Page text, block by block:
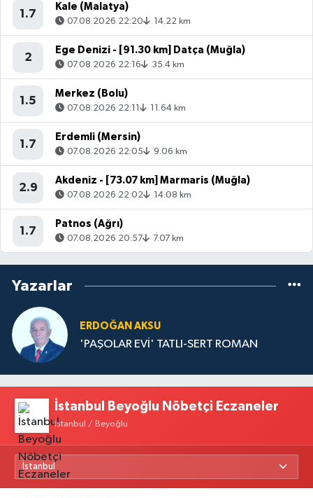
1.7
Kale (Malatya)
07.08.2026 22:20 14.22 km
2
Ege Denizi - [91.30 km] Datça (Muğla)
07.08.2026 22:16 35.4 km
1.5
Merkez (Bolu)
07.08.2026 22:11 11.64 km
1.7
Erdemli (Mersin)
07.08.2026 22:05 9.06 km
2.9
Akdeniz - [73.07 km] Marmaris (Muğla)
07.08.2026 22:02 14.08 km
1.7
Patnos (Ağrı)
07.08.2026 20:57 7.07 km
Yazarlar
ERDOĞAN AKSU
'PAŞOLAR EVİ' TATLI-SERT ROMAN
İstanbul Beyoğlu Nöbetçi Eczaneler
İstanbul / Beyoğlu